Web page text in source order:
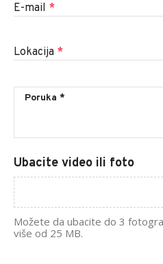
E-mail *
Lokacija *
Ubacite video ili foto
Možete da ubacite do 3
više od 25 MB.